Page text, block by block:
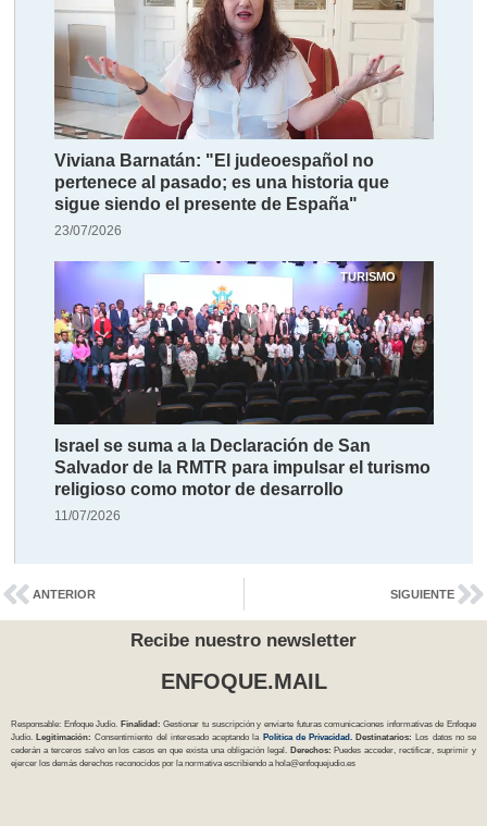
Viviana Barnatán: "El judeoespañol no
pertenece al pasado; es una historia que
sigue siendo el presente de España"
23/07/2026
TURISMO
Israel se suma a la Declaración de San
Salvador de la RMTR para impulsar el turismo
religioso como motor de desarrollo
11/07/2026
ANTERIOR SIGUIENTE
Recibe nuestro newsletter
ENFOQUE.MAIL
Responsable: Enfoque Judío. Finalidad: Gestionar tu suscripción y enviarte futuras comunicaciones informativas de Enfoque
Judío. Legitimación: Consentimiento del interesado aceptando la Política de Privacidad . Destinatarios: Los datos no se
cederán a terceros salvo en los casos en que exista una obligación legal. Derechos: Puedes acceder, rectificar, suprimir y
ejercer los demás derechos reconocidos por la normativa escribiendo a hola@enfoquejudio.es